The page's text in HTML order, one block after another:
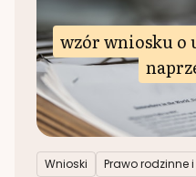
wzór wniosku o
Wnioski Prawo rodzinne